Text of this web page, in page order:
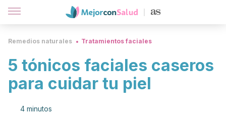
Remedios naturales Tratamientos faciales
5 tónicos faciales caseros
para cuidar tu piel
4 minutos